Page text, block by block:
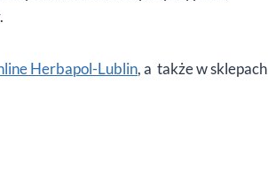
Herbapol-Lublin, a także w sklepach